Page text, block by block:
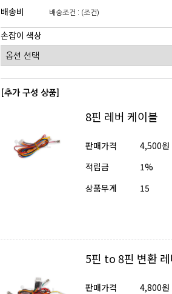
배송비
배송조건 : (조건)
손잡이 색상
[추가 구성 상품]
8핀 레버 케이블
판매가격
4,500원
적립금
1%
상품무게
15
5핀 to 8핀 변환
판매가격
4,800원